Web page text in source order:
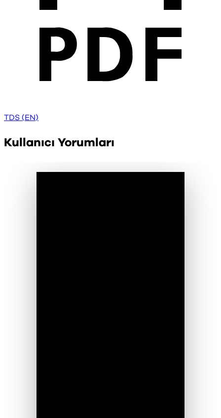
TDS (EN)
Kullanıcı Yorumları